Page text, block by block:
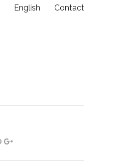
English Contact